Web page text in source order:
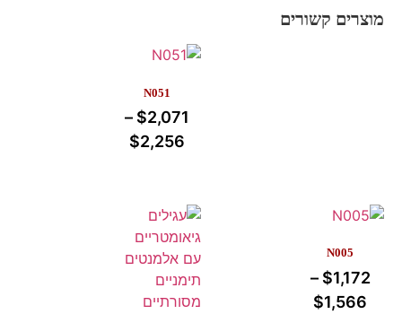
מוצרים קשורים
N051
$2,071
–
$2,256
N005
$1,172
–
$1,566